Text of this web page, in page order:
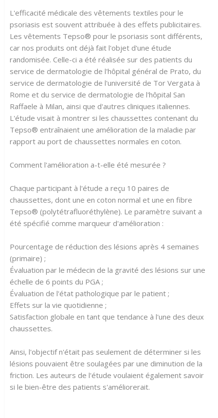
L'efficacité médicale des vêtements textiles pour le
psoriasis est souvent attribuée à des effets publicitaires.
Les vêtements Tepso® pour le psoriasis sont différents,
car nos produits ont déjà fait l'objet d'une étude
randomisée. Celle-ci a été réalisée sur des patients du
service de dermatologie de l'hôpital général de Prato, du
service de dermatologie de l'université de Tor Vergata à
Rome et du service de dermatologie de l'hôpital San
Raffaele à Milan, ainsi que d'autres cliniques italiennes.
L'étude visait à montrer si les chaussettes contenant du
Tepso® entraînaient une amélioration de la maladie par
rapport au port de chaussettes normales en coton.
Comment l'amélioration a-t-elle été mesurée ?
Chaque participant à l'étude a reçu 10 paires de
chaussettes, dont une en coton normal et une en fibre
Tepso® (polytétrafluoréthylène). Le paramètre suivant a
été spécifié comme marqueur d'amélioration :
Pourcentage de réduction des lésions après 4 semaines
(primaire) ;
Évaluation par le médecin de la gravité des lésions sur une
échelle de 6 points du PGA ;
Évaluation de l'état pathologique par le patient ;
Effets sur la vie quotidienne ;
Satisfaction globale en tant que tendance à l'une des deux
chaussettes.
Ainsi, l'objectif n'était pas seulement de déterminer si les
lésions pouvaient être soulagées par une diminution de la
friction. Les auteurs de l'étude voulaient également savoir
si le bien-être des patients s'améliorerait.